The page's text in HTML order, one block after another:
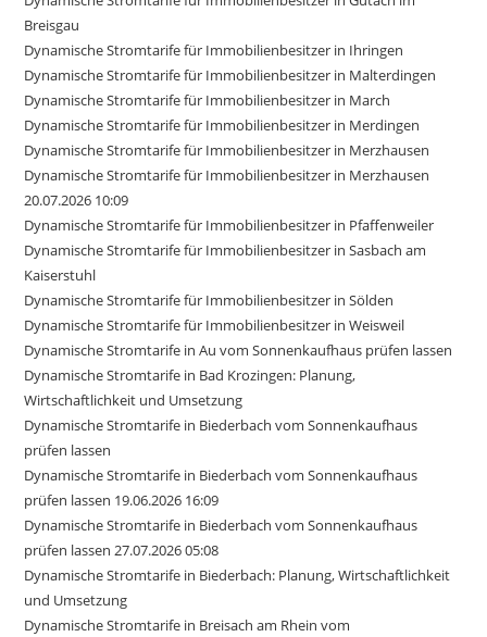
Breisgau
Dynamische Stromtarife für Immobilienbesitzer in Ihringen
Dynamische Stromtarife für Immobilienbesitzer in Malterdingen
Dynamische Stromtarife für Immobilienbesitzer in March
Dynamische Stromtarife für Immobilienbesitzer in Merdingen
Dynamische Stromtarife für Immobilienbesitzer in Merzhausen
Dynamische Stromtarife für Immobilienbesitzer in Merzhausen
20.07.2026 10:09
Dynamische Stromtarife für Immobilienbesitzer in Pfaffenweiler
Dynamische Stromtarife für Immobilienbesitzer in Sasbach am
Kaiserstuhl
Dynamische Stromtarife für Immobilienbesitzer in Sölden
Dynamische Stromtarife für Immobilienbesitzer in Weisweil
Dynamische Stromtarife in Au vom Sonnenkaufhaus prüfen lassen
Dynamische Stromtarife in Bad Krozingen: Planung,
Wirtschaftlichkeit und Umsetzung
Dynamische Stromtarife in Biederbach vom Sonnenkaufhaus
prüfen lassen
Dynamische Stromtarife in Biederbach vom Sonnenkaufhaus
prüfen lassen 19.06.2026 16:09
Dynamische Stromtarife in Biederbach vom Sonnenkaufhaus
prüfen lassen 27.07.2026 05:08
Dynamische Stromtarife in Biederbach: Planung, Wirtschaftlichkeit
und Umsetzung
Dynamische Stromtarife in Breisach am Rhein vom